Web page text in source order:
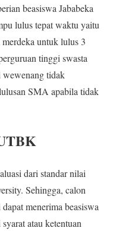
beasiswa Jababeka
lulus tepat waktu yaitu
untuk lulus 3
tinggi swasta
tidak
SMA apabila tidak
dari standar nilai
Sehingga, calon
menerima beasiswa
atau ketentuan